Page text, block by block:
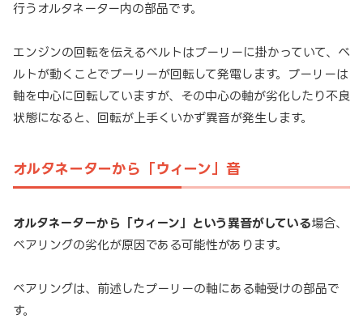
行うオルタネーター内の部品です。
エンジンの回転を伝えるベルトはプーリーに掛かっていて、ベ
ルトが動くことでプーリーが回転して発電します。プーリーは
軸を中心に回転していますが、その中心の軸が劣化したり不良
状態になると、回転が上手くいかず異音が発生します。
オルタネーターから「ウィーン」音
オルタネーターから「ウィーン」という異音がしている場合、
ベアリングの劣化が原因である可能性があります。
ベアリングは、前述したプーリーの軸にある軸受けの部品で
す。